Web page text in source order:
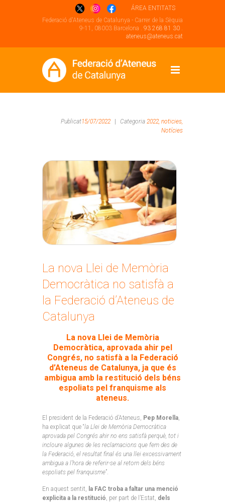
ÁREA ENTITATS
Federació d'Ateneus de Catalunya - Carrer de la Sèquia
9-11, 08003 Barcelona . 93 268 81 30 .
ateneus@ateneus.cat
Publicat15/07/2022 Categoria 2022, noticies,
Notícies
La nova Llei de Memòria
Democràtica no satisfà a
la Federació d’Ateneus de
Catalunya
La nova Llei de Memòria
Democràtica, aprovada ahir pel
Congrés, no satisfà a la Federació
d’Ateneus de Catalunya, ja que és
ambigua amb la restitució dels béns
espoliats pel franquisme als
ateneus.
El president de la Federació d’Ateneus, Pep Morella
ha explicat que “la Llei de Memòria Democràtica
aprovada pel Congrés ahir no ens satisfà perquè, tot i
incloure algunes de les reclamacions que fem des de
la Federació, el resultat final és una llei excessivament
ambigua a l’hora de referir-se al retorn dels béns
espoliats pel franquisme”.
En aquest sentit,
la FAC troba a faltar una menció
explicita a la restitució , per part de l’Estat, dels